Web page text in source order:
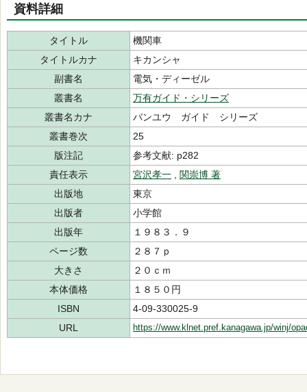
資料詳細
タイトル
機関車
タイトルカナ
キカンシャ
副書名
電気・ディーゼル
叢書名
万有ガイド・シリーズ
叢書名カナ
バンユウ ガイド シリーズ
叢書巻次
25
版注記
参考文献: p282
責任表示
宮沢孝一
関崇博 著
出版地
東京
出版者
小学館
出版年
１９８３．９
ページ数
２８７ｐ
大きさ
２０ｃｍ
本体価格
１８５０円
ISBN
4-09-330025-9
URL
https://www.klnet.pref.kanagawa.jp/winj/